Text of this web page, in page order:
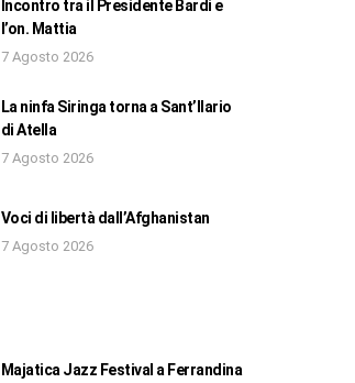
Incontro tra il Presidente Bardi e
l’on. Mattia
7 Agosto 2026
La ninfa Siringa torna a Sant’Ilario
di Atella
7 Agosto 2026
Voci di libertà dall’Afghanistan
7 Agosto 2026
Majatica Jazz Festival a Ferrandina